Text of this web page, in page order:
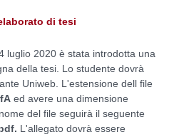
di tesi
luglio 2020 è stata introdotta una
della tesi. Lo studente dovrà
Uniweb. L'estensione dell file
ed avere una dimensione
nome del file seguirà il seguente
L'allegato dovrà essere